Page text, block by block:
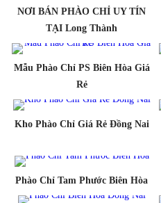
NƠI BÁN PHÀO CHỈ UY TÍN
TẠI Long Thành
Mẫu Phào Chỉ PS Biên Hòa Giá
Rẻ
Kho Phào Chỉ Giá Rẻ Đồng Nai
Phào Chỉ Tam Phước Biên Hòa